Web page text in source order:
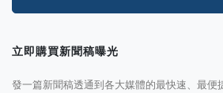
立即購買新聞稿曝光
發一篇新聞稿透通到各大媒體的最快速、最便